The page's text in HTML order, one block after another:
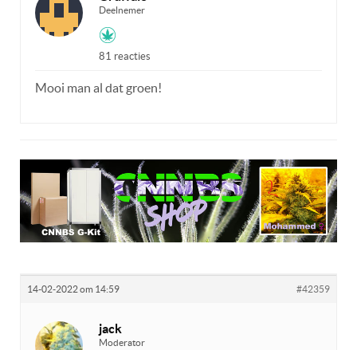
Deelnemer
81 reacties
Mooi man al dat groen!
14-02-2022 om 14:59 #42359
jack
Moderator